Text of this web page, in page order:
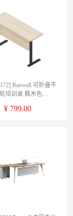
Raxwell 可折叠不
培训桌 枫木色
¥ 799.00